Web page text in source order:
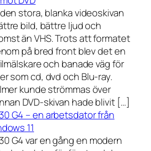
stora, blanka videoskivan
bild, bättre ljud och
än VHS. Trots att formatet
på bred front blev det en
och banade väg för
som cd, dvd och Blu-ray.
kunde strömmas över
DVD-skivan hade blivit […]
G4 – en arbetsdator från
11
G4 var en gång en modern